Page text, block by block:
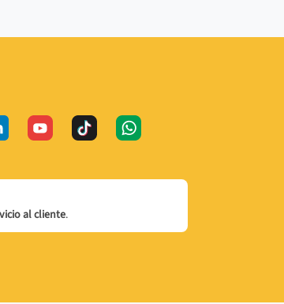
al cliente.